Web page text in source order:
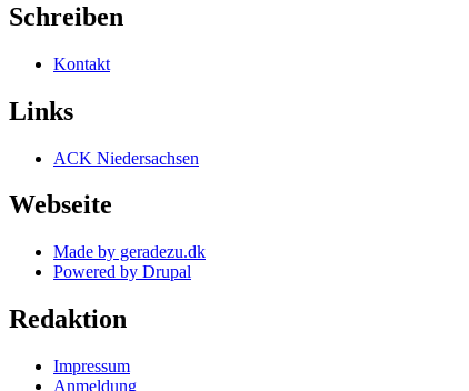
Schreiben
Kontakt
Links
ACK Niedersachsen
Webseite
Made by geradezu.dk
Powered by Drupal
Redaktion
Impressum
Anmeldung